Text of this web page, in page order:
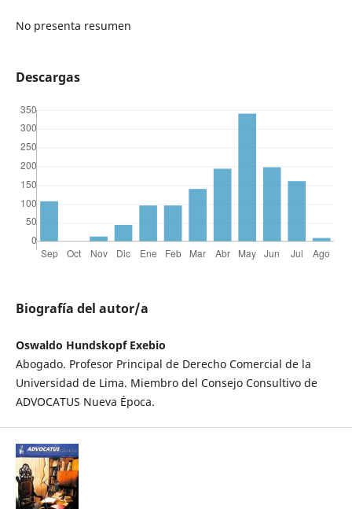
No presenta resumen
Descargas
Biografía del autor/a
Oswaldo Hundskopf Exebio
Abogado. Profesor Principal de Derecho Comercial de la
Universidad de Lima. Miembro del Consejo Consultivo de
ADVOCATUS Nueva Época.